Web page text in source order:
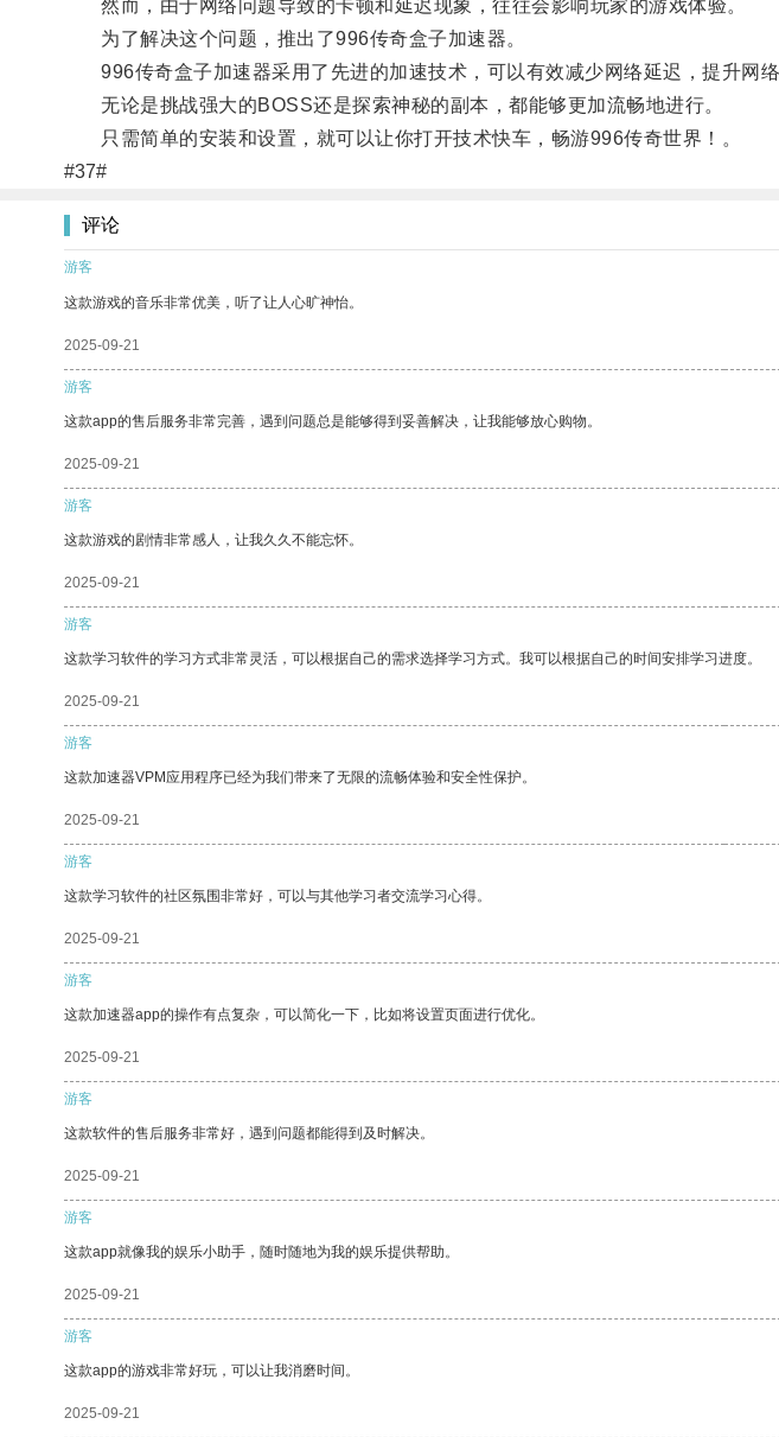
然而，由于网络问题导致的卡顿和延迟现象，往往会影响玩家的游戏体验。
为了解决这个问题，推出了996传奇盒子加速器。
996传奇盒子加速器采用了先进的加速技术，可以有效减少网络延迟，提升网络
无论是挑战强大的BOSS还是探索神秘的副本，都能够更加流畅地进行。
只需简单的安装和设置，就可以让你打开技术快车，畅游996传奇世界！。
#37#
评论
游客
这款游戏的音乐非常优美，听了让人心旷神怡。
2025-09-21
游客
这款app的售后服务非常完善，遇到问题总是能够得到妥善解决，让我能够放心购物。
2025-09-21
游客
这款游戏的剧情非常感人，让我久久不能忘怀。
2025-09-21
游客
这款学习软件的学习方式非常灵活，可以根据自己的需求选择学习方式。我可以根据自己的时间安排学习进度。
2025-09-21
游客
这款加速器VPM应用程序已经为我们带来了无限的流畅体验和安全性保护。
2025-09-21
游客
这款学习软件的社区氛围非常好，可以与其他学习者交流学习心得。
2025-09-21
游客
这款加速器app的操作有点复杂，可以简化一下，比如将设置页面进行优化。
2025-09-21
游客
这款软件的售后服务非常好，遇到问题都能得到及时解决。
2025-09-21
游客
这款app就像我的娱乐小助手，随时随地为我的娱乐提供帮助。
2025-09-21
游客
这款app的游戏非常好玩，可以让我消磨时间。
2025-09-21